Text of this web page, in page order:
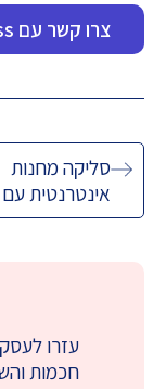
צרו קשר עם Gocardless >>
ניווט
סליקה מחנות
אינטרנטית עם Stripe
עזרו
חכמות